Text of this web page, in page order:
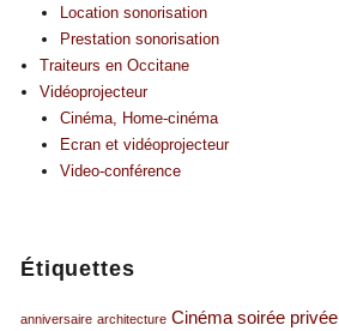
Location sonorisation
Prestation sonorisation
Traiteurs en Occitane
Vidéoprojecteur
Cinéma, Home-cinéma
Ecran et vidéoprojecteur
Video-conférence
Étiquettes
anniversaire architecture Cinéma soirée privée